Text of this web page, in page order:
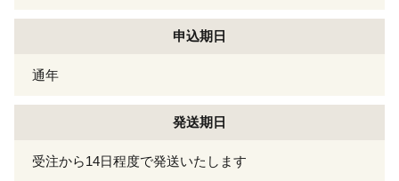
申込期日
通年
発送期日
受注から14日程度で発送いたします